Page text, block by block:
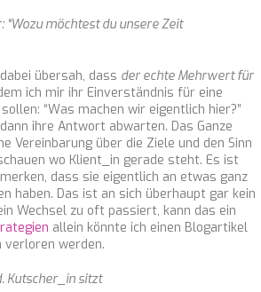
möchtest du unsere Zeit
übersah, dass der echte Mehrwert für
ich mir ihr Einverständnis für eine
“Was machen wir eigentlich hier?”
ihre Antwort abwarten. Das Ganze
Vereinbarung über die Ziele und den Sinn
wo Klient_in gerade steht. Es ist
dass sie eigentlich an etwas ganz
haben. Das ist an sich überhaupt gar kein
Wechsel zu oft passiert, kann das ein
allein könnte ich einen Blogartikel
verloren werden.
Kutscher_in sitzt